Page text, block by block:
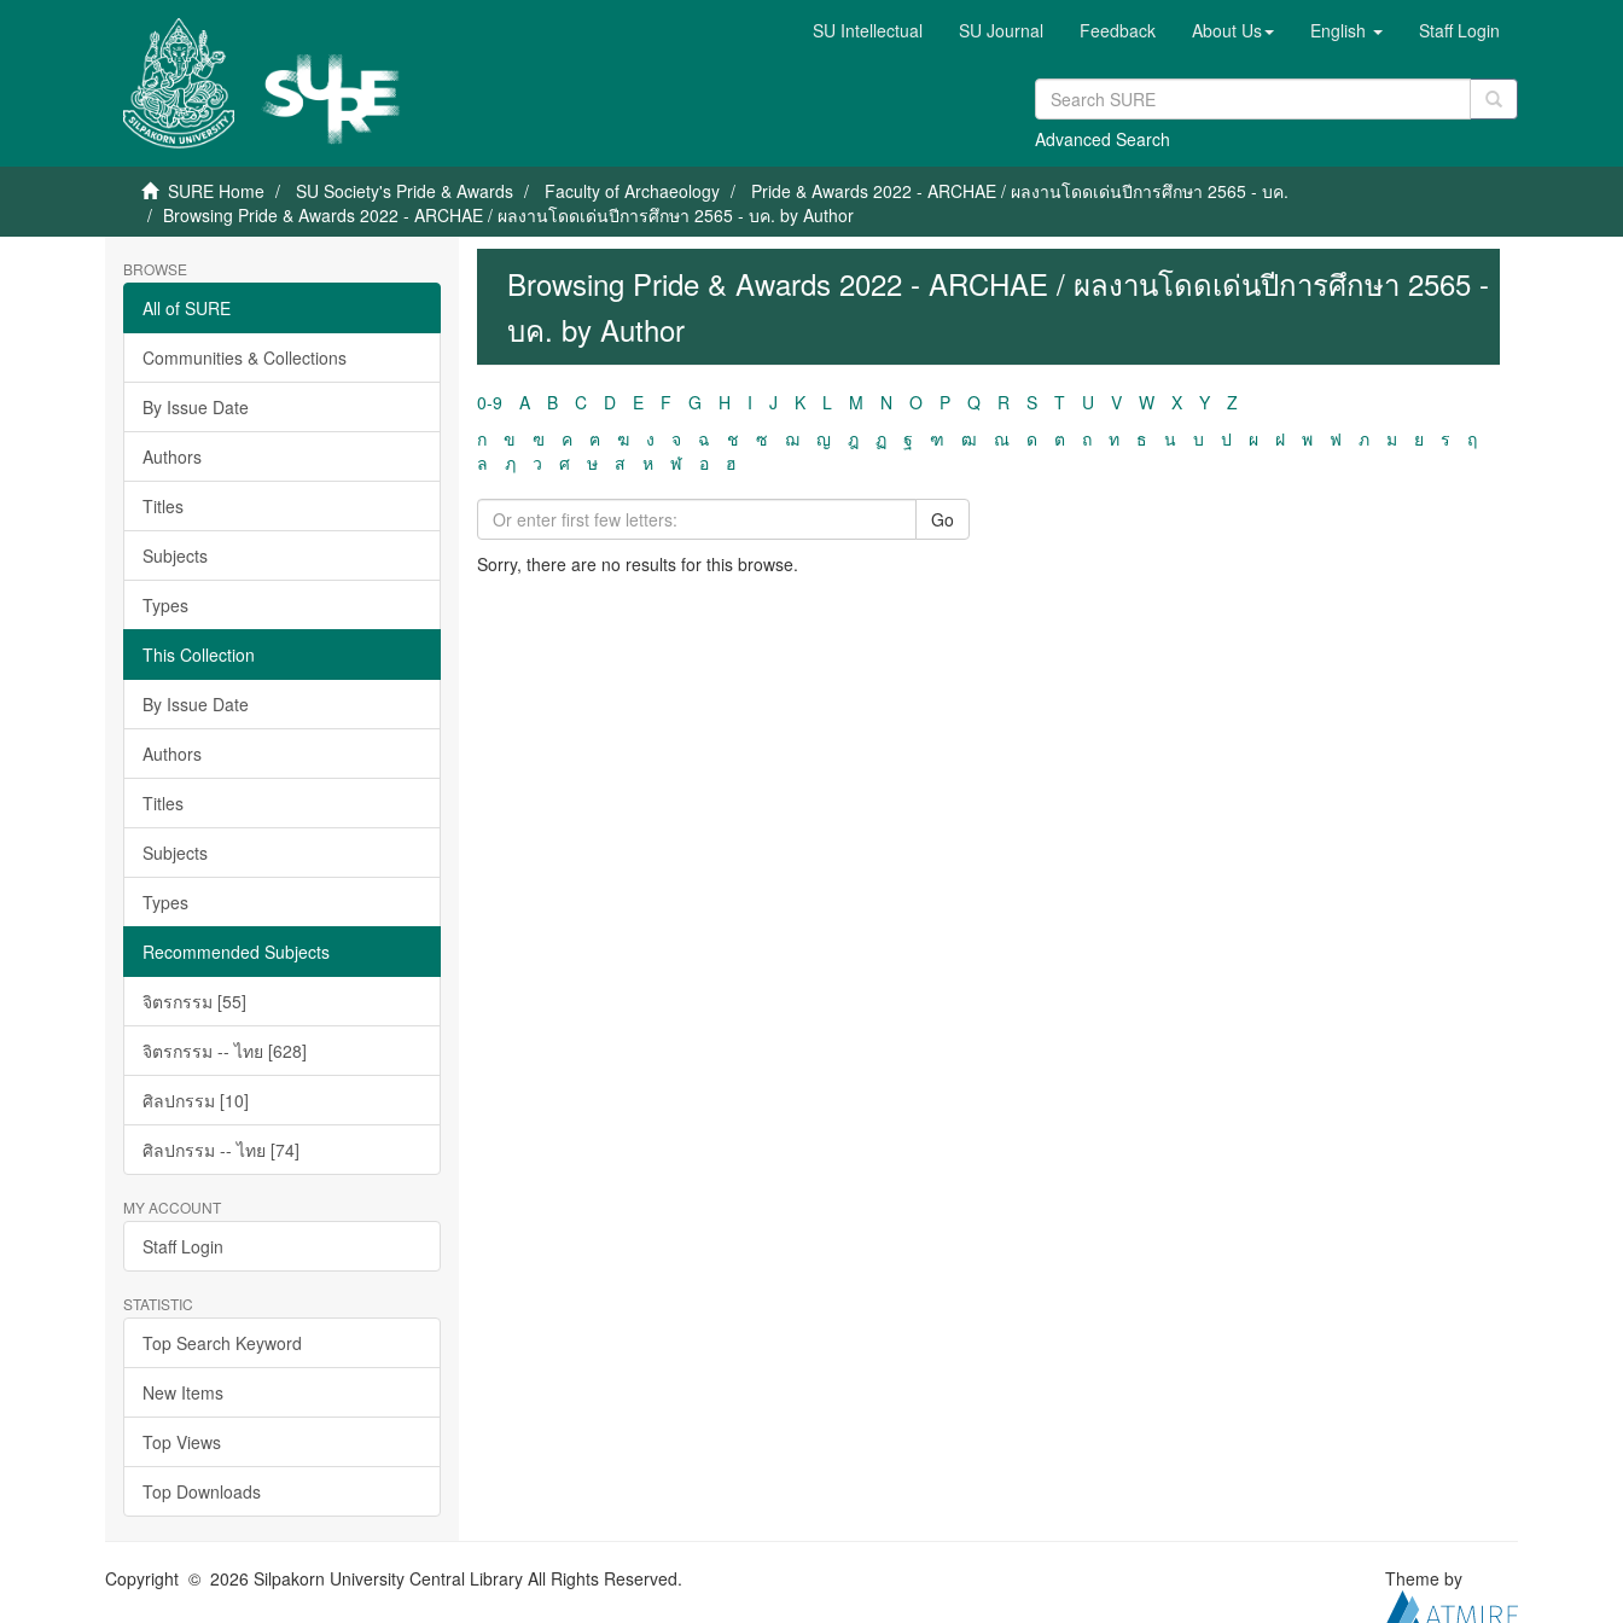
SU Intellectual SU Journal Feedback About Us English Staff Login
Advanced Search
SURE Home SU Society's Pride & Awards Faculty of Archaeology
Pride & Awards 2022 - ARCHAE / ผลงานโดดเด่นปีการศึกษา 2565 - บค.
Browsing Pride & Awards 2022 - ARCHAE / ผลงานโดดเด่นปีการศึกษา 2565 - บค. by Author
BROWSE
All of SURE
Communities & Collections
By Issue Date
Authors
Titles
Subjects
Types
This Collection
By Issue Date
Authors
Titles
Subjects
Types
Recommended Subjects
จิตรกรรม [55]
จิตรกรรม -- ไทย [628]
ศิลปกรรม [10]
ศิลปกรรม -- ไทย [74]
MY ACCOUNT
Staff Login
STATISTIC
Top Search Keyword
New Items
Top Views
Top Downloads
Browsing Pride & Awards 2022 - ARCHAE / ผลงานโดดเด่นปีการศึกษา 2565 -
บค. by Author
0-9 A B C D E F G H I J K L M N O P Q R S T U V W X Y
Z
ก
ข ฃ ค ฅ ฆ ง จ ฉ ช ซ ฌ ญ ฎ ฏ ฐ ฑ ฒ ณ ด ต ถ ท ธ น บ ป ผ ฝ พ ฟ ภ ม ย ร
ฤ
ล
ฦ ว ศ ษ ส ห ฬ อ ฮ
Go
Sorry, there are no results for this browse.
Copyright © 2026 Silpakorn University Central Library All Rights Reserved. Theme by